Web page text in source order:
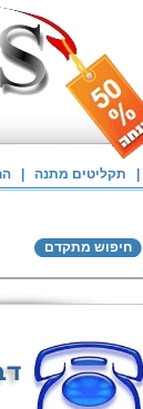
תקליטים מתנה
חיפוש מתקדם